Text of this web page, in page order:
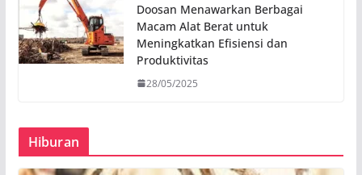
Doosan Menawarkan Berbagai
Macam Alat Berat untuk
Meningkatkan Efisiensi dan
Produktivitas
28/05/2025
Hiburan